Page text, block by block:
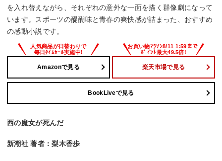
を入れ替えながら、それぞれの意外な一面を描く群像劇になって
います。スポーツの醍醐味と青春の爽快感が詰まった、おすすめ
の感動小説です。
Amazonで見る 楽天市場で見る
BookLiveで見る
西の魔女が死んだ
新潮社 著者：梨木香歩